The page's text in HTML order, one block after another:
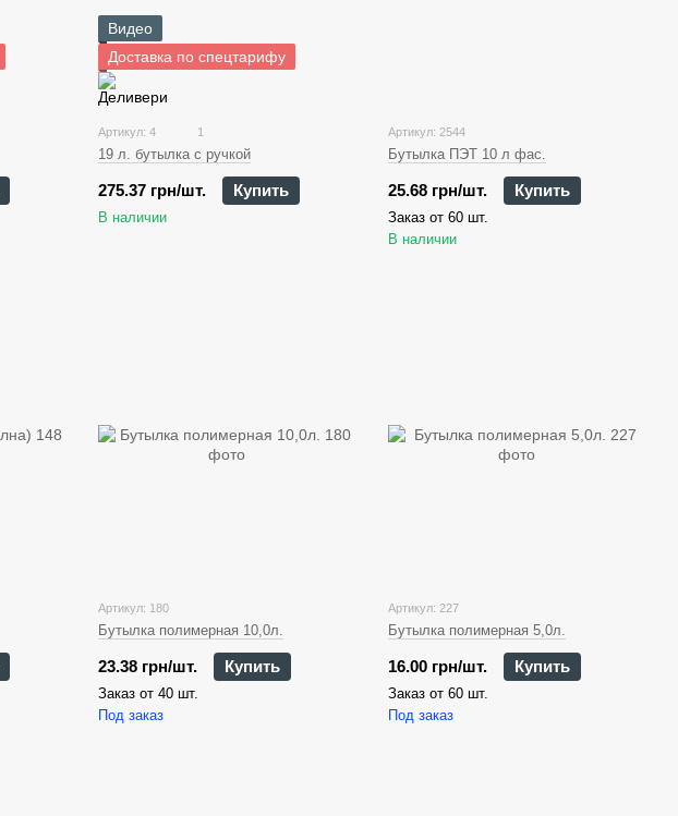
Видео
Доставка по спецтарифу
Артикул: 4 1
19 л. бутылка с ручкой
275.37 грн/шт. Купить
В наличии
Артикул: 2544
Бутылка ПЭТ 10 л фас.
25.68 грн/шт. Купить
Заказ от 60 шт.
В наличии
Артикул: 180
Бутылка полимерная 10,0л.
23.38 грн/шт. Купить
Заказ от 40 шт.
Под заказ
Артикул: 227
Бутылка полимерная 5,0л.
16.00 грн/шт. Купить
Заказ от 60 шт.
Под заказ